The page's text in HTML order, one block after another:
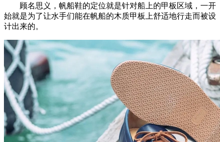
顾名思义，帆船鞋的定位就是针对船上的甲板区域，一开
始就是为了让水手们能在帆船的木质甲板上舒适地行走而被设
计出来的。